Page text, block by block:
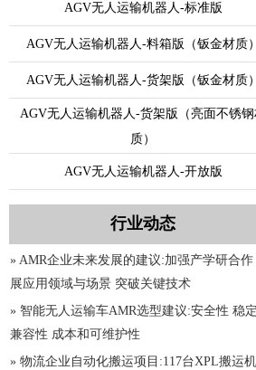
AGV无人运输机器人-标准版
AGV无人运输机器人-料箱版（钣金材质）
AGV无人运输机器人-货架版（钣金材质）
AGV无人运输机器人-货架版（亮面不锈钢
质）
AGV无人运输机器人-开放版
行业动态
» AMR企业未来发展的建议:加强产学研合作
展应用领域与场景 突破关键技术
» 智能无人运输车AMR选型建议:安全性 稳
兼容性 成本和可维护性
» 物流企业自动化搬运项目:117台XPL搬运